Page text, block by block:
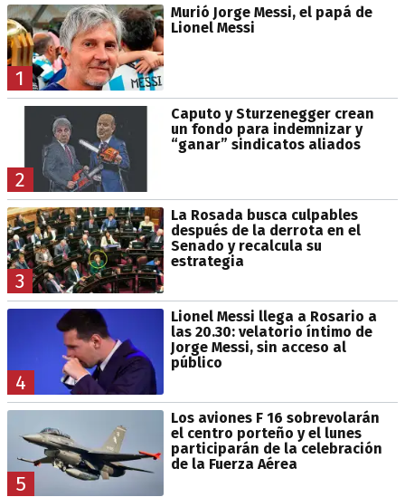
1
Murió Jorge Messi, el papá de
Lionel Messi
2
Caputo y Sturzenegger crean
un fondo para indemnizar y
“ganar” sindicatos aliados
3
La Rosada busca culpables
después de la derrota en el
Senado y recalcula su
estrategia
4
Lionel Messi llega a Rosario a
las 20.30: velatorio íntimo de
Jorge Messi, sin acceso al
público
5
Los aviones F 16 sobrevolarán
el centro porteño y el lunes
participarán de la celebración
de la Fuerza Aérea